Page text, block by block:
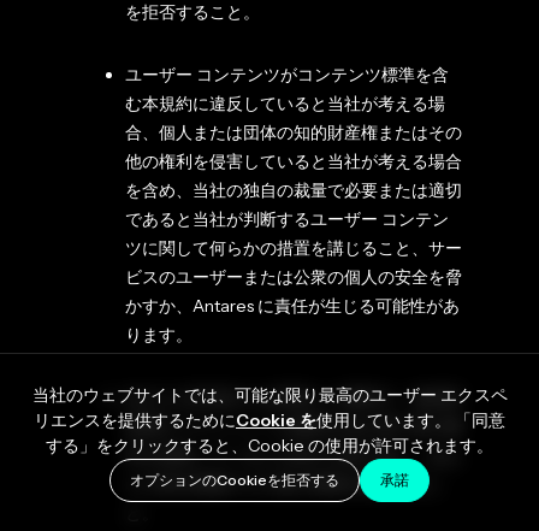
を拒否すること。
ユーザー コンテンツがコンテンツ標準を含
む本規約に違反していると当社が考える場
合、個人または団体の知的財産権またはその
他の権利を侵害していると当社が考える場合
を含め、当社の独自の裁量で必要または適切
であると当社が判断するユーザー コンテン
ツに関して何らかの措置を講じること、サー
ビスのユーザーまたは公衆の個人の安全を脅
かすか、Antares に責任が生じる可能性があ
ります。
あなたが作成または投稿した素材が、知的財
産権やプライバシーの権利を含む第三者の権
利を侵害していると主張する第三者に、あな
たの身元情報やその他の情報を開示するこ
当社のウェブサイトでは、可能な限り最高のユーザー エクスペ
リエンスを提供するためにCookie を使用しています。 「同意
する」をクリックすると、Cookie の使用が許可されます。
オプションのCookieを拒否する 承諾